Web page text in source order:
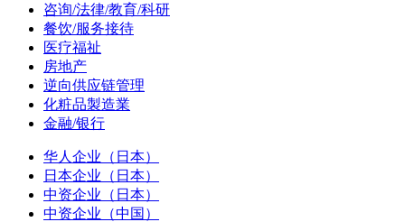
咨询/法律/教育/科研
餐饮/服务接待
医疗福祉
房地产
逆向供应链管理
化粧品製造業
金融/银行
华人企业（日本）
日本企业（日本）
中资企业（日本）
中资企业（中国）